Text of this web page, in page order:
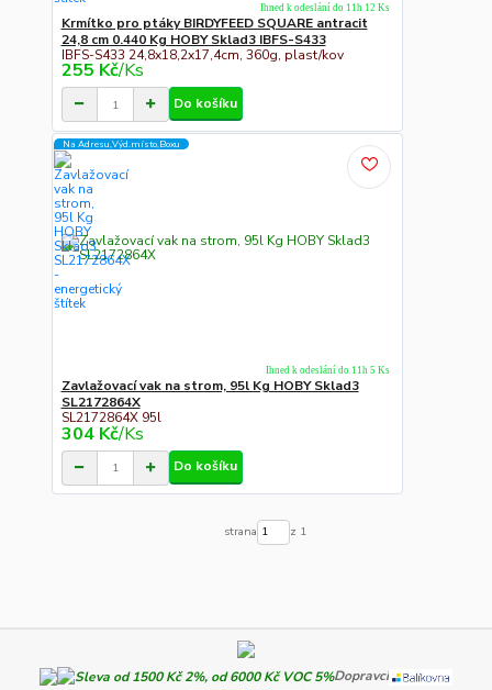
Krmítko pro ptáky BIRDYFEED SQUARE antracit
24,8 cm 0.440 Kg HOBY Sklad3 IBFS-S433
IBFS-S433 24,8x18,2x17,4cm, 360g, plast/kov
255 Kč/Ks
Ihned k odeslání do 11h 12 Ks
Do košíku
Na Adresu,Výd.místo,Boxu
Zavlažovací vak na strom, 95l Kg HOBY Sklad3
SL2172864X
SL2172864X 95l
304 Kč/Ks
Ihned k odeslání do 11h 5 Ks
Do košíku
strana z 1
Dopravci